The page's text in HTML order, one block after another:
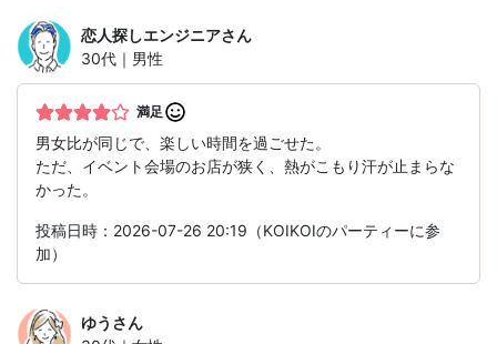
恋人探しエンジニアさん
30代｜男性
満足
男女比が同じで、楽しい時間を過ごせた。
ただ、イベント会場のお店が狭く、熱がこもり汗が止まらな
かった。
投稿日時：2026-07-26 20:19（KOIKOIのパーティーに参
加）
ゆう さん